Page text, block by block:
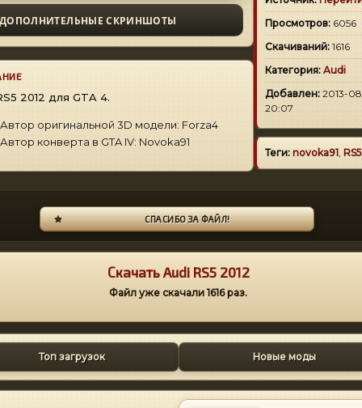
ДОПОЛНИТЕЛЬНЫЕ СКРИНШОТЫ
2012 для GTA 4.
Автор оригинальной 3D модели: Forza4
Автор конверта в GTA IV: Novoka91
Просмотров: 6056
Скачиваний: 1616
Категория: Audi
Добавлен: 2013-
20:07
Теги: novoka91, RS5
СПАСИБО ЗА ФАЙЛ!
Скачать Audi RS5 2012
Файл уже скачали 1616раз.
Топ загрузок Новые моды